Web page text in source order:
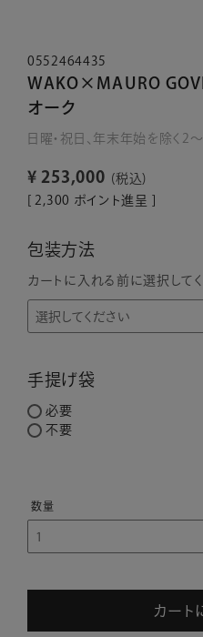
0552464435
WAKO×MAURO
オーク
日曜・祝日、年末年始を除く2
¥ 253,000
税込
2,300 ポイント進呈 ]
包装方法
カートに入れる前に選択してく
手提げ袋
必要
不要
カート